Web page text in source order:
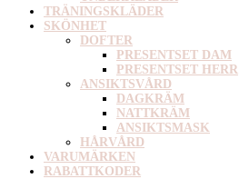
TRÄNINGSKLÄDER
SKÖNHET
DOFTER
PRESENTSET DAM
PRESENTSET HERR
ANSIKTSVÅRD
DAGKRÄM
NATTKRÄM
ANSIKTSMASK
HÅRVÅRD
VARUMÄRKEN
RABATTKODER